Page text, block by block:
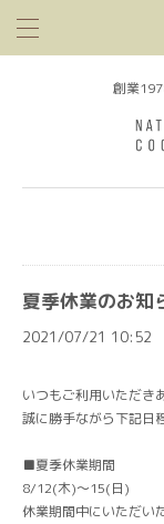
創業
夏季休業のお知
2021/07/21 10:52
いつもご利用いただき
誠に勝手ながら下記日
■夏季休業期間
8/12(木)〜15(日)
休業期間中にいただい